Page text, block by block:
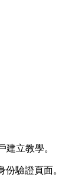
建立教學。
驗證頁面。